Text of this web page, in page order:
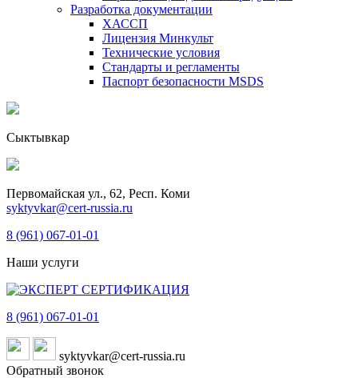
Разработка документации
ХАССП
Лицензия Минкульт
Технические условия
Стандарты и регламенты
Паспорт безопасности MSDS
Сыктывкар
Первомайская ул., 62, Респ. Коми
syktyvkar@cert-russia.ru
8 (961) 067-01-01
Наши услуги
8 (961) 067-01-01
syktyvkar@cert-russia.ru
Обратный звонок